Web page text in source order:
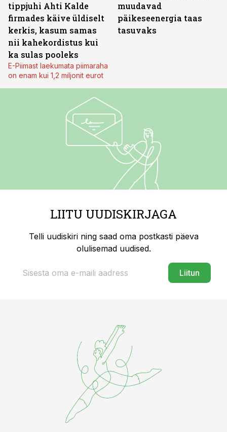
tippjuhi Ahti Kalde
firmades käive üldiselt
kerkis, kasum samas
nii kahekordistus kui
ka sulas pooleks
E-Piimast laekumata piimaraha
on enam kui 1,2 miljonit eurot
muudavad
päikeseenergia taas
tasuvaks
LIITU UUDISKIRJAGA
Telli uudiskiri ning saad oma postkasti päeva
olulisemad uudised.
Liitun